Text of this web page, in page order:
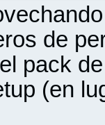
de
pack
(en